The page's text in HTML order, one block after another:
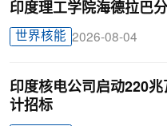
印度理工学院海德拉巴
世界核能 2026-08-04
印度核电公司启动220
计招标